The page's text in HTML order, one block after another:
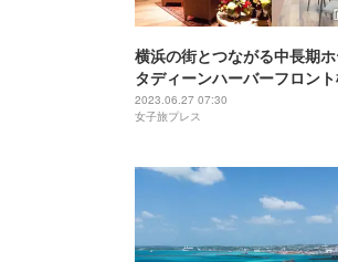
横浜の街とつながる中長期
タディーンハーバーフロン
琲館とコラボの朝食サービス
2023.06.27 07:30
女子旅プレス